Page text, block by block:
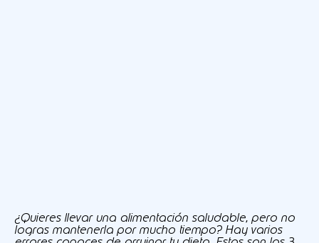
¿Quieres llevar una alimentación saludable, pero no
logras mantenerla por mucho tiempo? Hay varios